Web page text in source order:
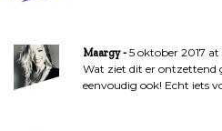
Maargy
5 oktober 2017 at
Wat ziet dit er ontzettend
eenvoudig ook! Echt iets